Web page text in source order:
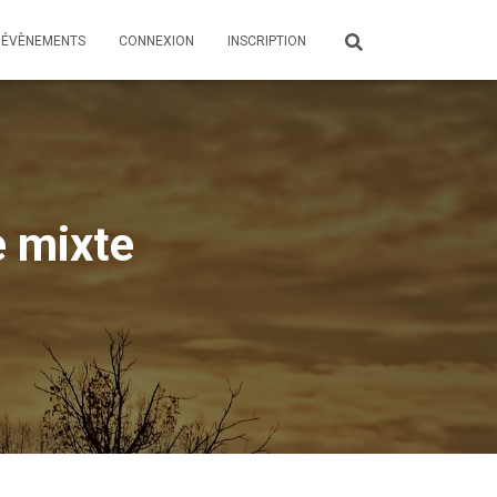
ÉVÈNEMENTS CONNEXION INSCRIPTION
mixte